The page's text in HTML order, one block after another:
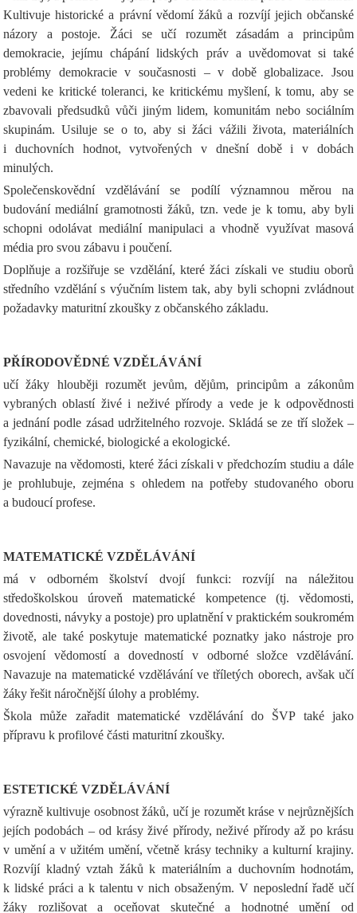
Kultivuje historické a právní vědomí žáků a rozvíjí jejich občanské
názory a postoje. Žáci se učí rozumět zásadám a principům
demokracie, jejímu chápání lidských práv a uvědomovat si také
problémy demokracie v současnosti – v době globalizace. Jsou
vedeni ke kritické toleranci, ke kritickému myšlení, k tomu, aby se
zbavovali předsudků vůči jiným lidem, komunitám nebo sociálním
skupinám. Usiluje se o to, aby si žáci vážili života, materiálních
i duchovních hodnot, vytvořených v dnešní době i v dobách
minulých.
Společenskovědní vzdělávání se podílí významnou měrou na
budování mediální gramotnosti žáků, tzn. vede je k tomu, aby byli
schopni odolávat mediální manipulaci a vhodně využívat masová
média pro svou zábavu i poučení.
Doplňuje a rozšiřuje se vzdělání, které žáci získali ve studiu oborů
středního vzdělání s výučním listem tak, aby byli schopni zvládnout
požadavky maturitní zkoušky z občanského základu.
PŘÍRODOVĚDNÉ VZDĚLÁVÁNÍ
učí žáky hlouběji rozumět jevům, dějům, principům a zákonům
vybraných oblastí živé i neživé přírody a vede je k odpovědnosti
a jednání podle zásad udržitelného rozvoje. Skládá se ze tří složek –
fyzikální, chemické, biologické a ekologické.
Navazuje na vědomosti, které žáci získali v předchozím studiu a dále
je prohlubuje, zejména s ohledem na potřeby studovaného oboru
a budoucí profese.
MATEMATICKÉ VZDĚLÁVÁNÍ
má v odborném školství dvojí funkci: rozvíjí na náležitou
středoškolskou úroveň matematické kompetence (tj. vědomosti,
dovednosti, návyky a postoje) pro uplatnění v praktickém soukromém
životě, ale také poskytuje matematické poznatky jako nástroje pro
osvojení vědomostí a dovedností v odborné složce vzdělávání.
Navazuje na matematické vzdělávání ve tříletých oborech, avšak učí
žáky řešit náročnější úlohy a problémy.
Škola může zařadit matematické vzdělávání do ŠVP také jako
přípravu k profilové části maturitní zkoušky.
ESTETICKÉ VZDĚLÁVÁNÍ
výrazně kultivuje osobnost žáků, učí je rozumět kráse v nejrůznějších
jejích podobách – od krásy živé přírody, neživé přírody až po krásu
v umění a v užitém umění, včetně krásy techniky a kulturní krajiny.
Rozvíjí kladný vztah žáků k materiálním a duchovním hodnotám,
k lidské práci a k talentu v nich obsaženým. V neposlední řadě učí
žáky rozlišovat a oceňovat skutečné a hodnotné umění od